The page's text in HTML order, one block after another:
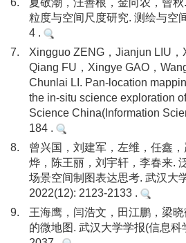
6.
夏敬潮，汪善根，金向农，曾秋
粒度与空间尺度研究. 测绘与空
4 .
7.
Xingguo ZENG，Jianjun LIU，
Qiang FU，Xingye GAO，
Chunlai LI. Pan-location
the in-situ science exploration
Science China(Information
184 .
8.
曾兴国，刘建军，左维，任鑫
烨，陈王丽，刘宇轩，李春来.
场景空间制图表达思考. 武汉大
2022(12): 2123-2133 .
9.
王海鹰，闫浩文，田江鹏，梁
的微地图. 武汉大学学报(信息